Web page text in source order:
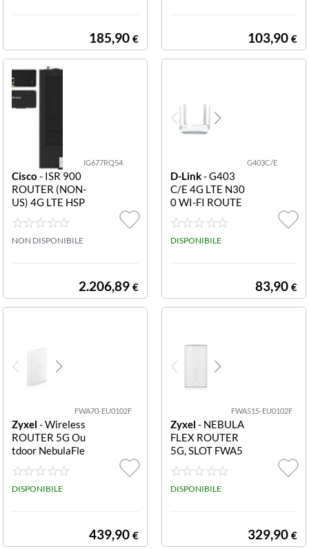
185,90 € 103,90 €
IG677RQ54
Cisco - ISR 900
ROUTER (NON-
US) 4G LTE HSP
A+ FOR EU
NON DISPONIBILE
2.206,89 €
G403C/E
D-Link- G403
C/E 4G LTE N30
0 WI-FI ROUTE
R 4G LTE N300
WI-FI ROUTER
DISPONIBILE
83,90 €
FWA70-EU0102F
Zyxel - Wireless
ROUTER 5G Ou
tdoor NebulaFle
x FWA70-EU01
02F DL fino a 7
Gbps SIM Card
DISPONIBILE
439,90 €
FWA515-EU0102F
Zyxel - NEBULA
FLEX ROUTER
5G, SLOT FWA5
15-EU0102F Ro
uter 5G SIM CA
RD1 porta WA
DISPONIBILE
329,90 €